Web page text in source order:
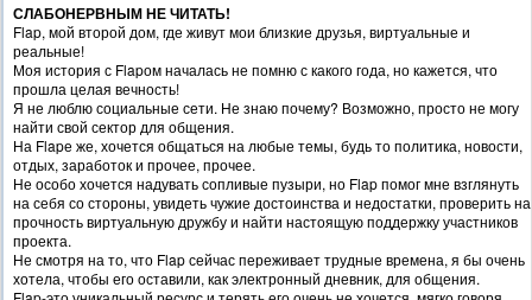
СЛАБОНЕРВНЫМ НЕ ЧИТАТЬ!
Flap, мой второй дом, где живут мои близкие друзья, виртуальные и
реальные!
Моя история с Flapом началась не помню с какого года, но кажется, что
прошла целая вечность!
Я не люблю социальные сети. Не знаю почему? Возможно, просто не могу
найти свой сектор для общения.
На Flapе же, хочется общаться на любые темы, будь то политика, новости,
отдых, заработок и прочее, прочее.
Не особо хочется надувать сопливые пузыри, но Flap помог мне взглянуть
на себя со стороны, увидеть чужие достоинства и недостатки, проверить на
прочность виртуальную дружбу и найти настоящую поддержку участников
проекта.
Не смотря на то, что Flap сейчас переживает трудные времена, я бы очень
хотела, чтобы его оставили, как электронный дневник, для общения.